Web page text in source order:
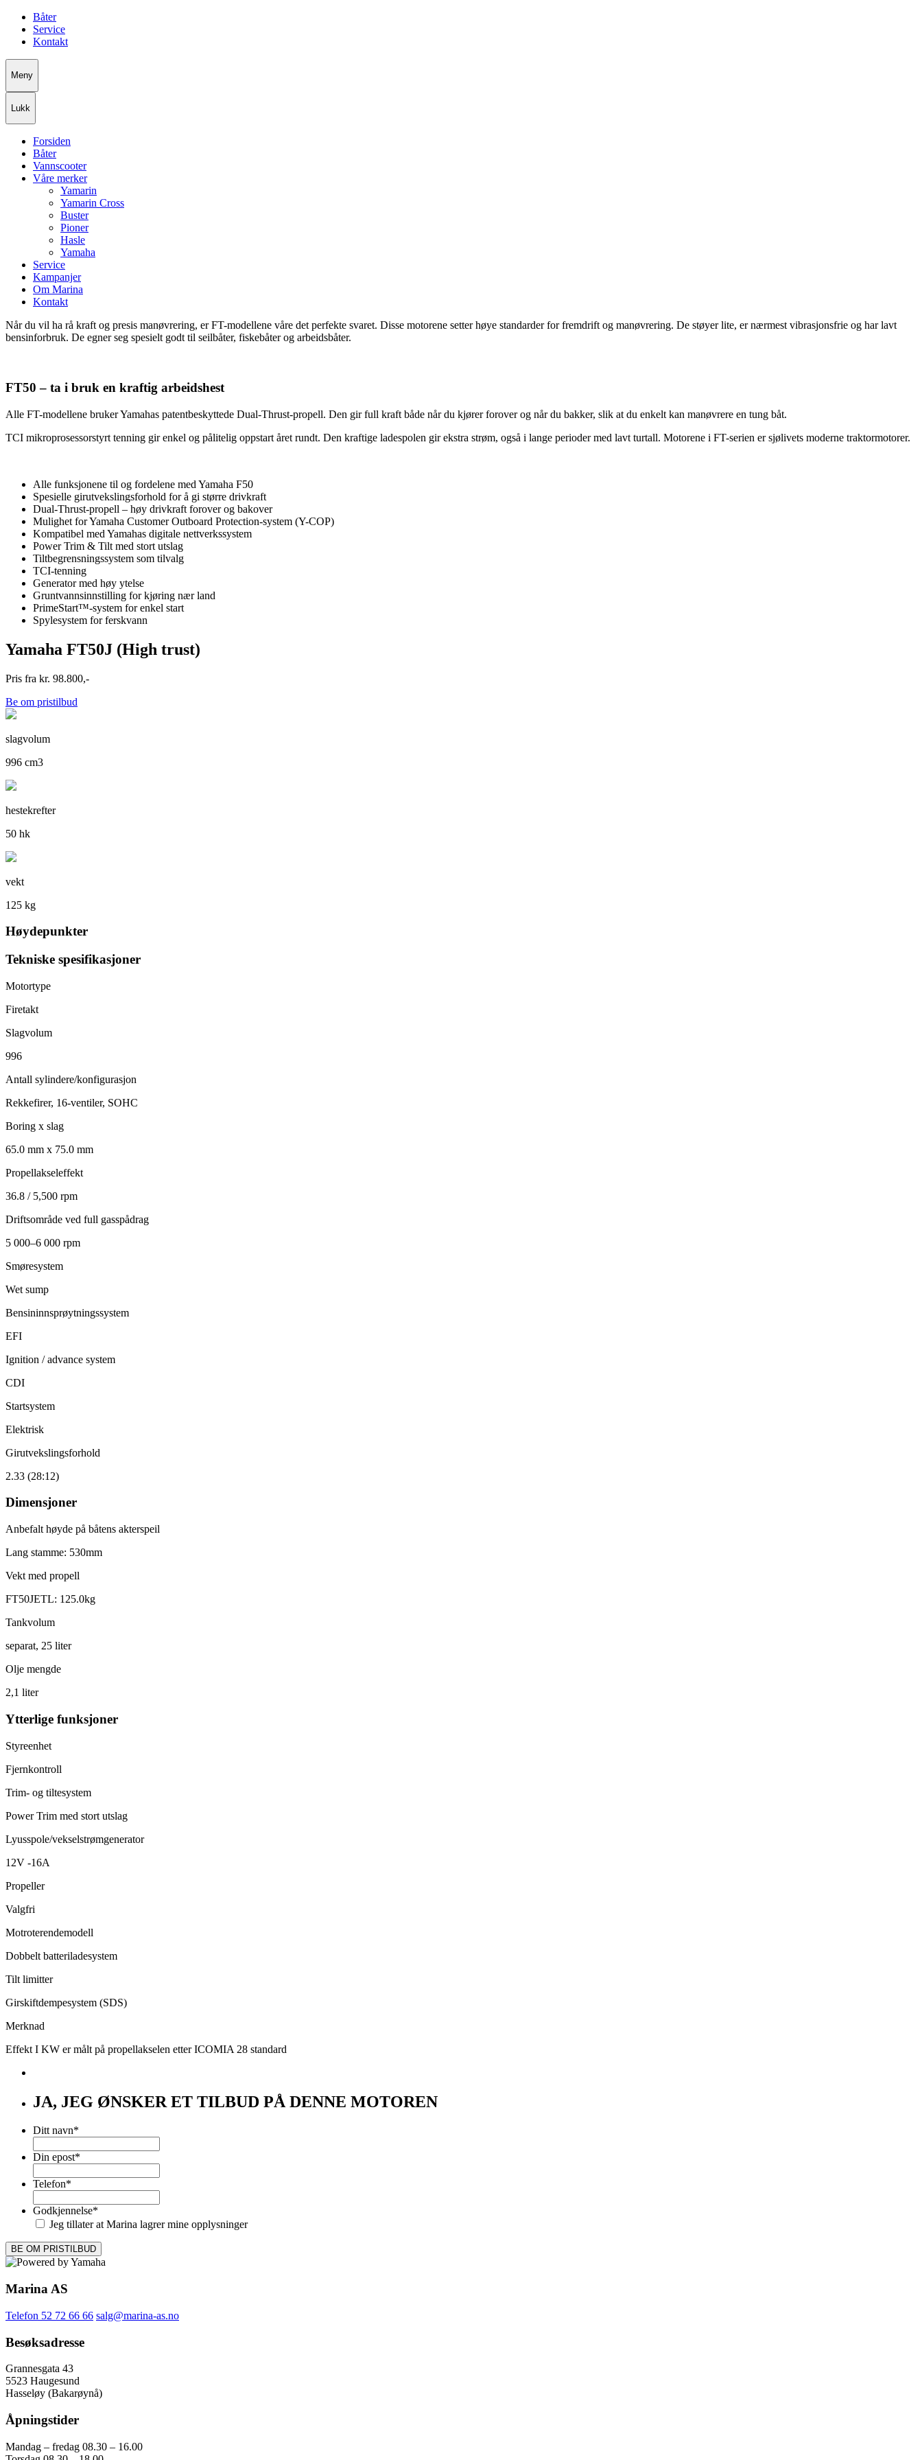
Båter
Service
Kontakt
Meny
Lukk
Forsiden
Båter
Vannscooter
Våre merker
Yamarin
Yamarin Cross
Buster
Pioner
Hasle
Yamaha
Service
Kampanjer
Om Marina
Kontakt
Når du vil ha rå kraft og presis manøvrering, er FT-modellene våre det perfekte svaret. Disse motorene setter høye standarder for fremdrift og manøvrering. De støyer lite, er nærmest vibrasjonsfrie og har lavt
bensinforbruk. De egner seg spesielt godt til seilbåter, fiskebåter og arbeidsbåter.
FT50 – ta i bruk en kraftig arbeidshest
Alle FT-modellene bruker Yamahas patentbeskyttede Dual-Thrust-propell. Den gir full kraft både når du kjører forover og når du bakker, slik at du enkelt kan manøvrere en tung båt.
TCI mikroprosessorstyrt tenning gir enkel og pålitelig oppstart året rundt. Den kraftige ladespolen gir ekstra strøm, også i lange perioder med lavt turtall. Motorene i FT-serien er sjølivets moderne traktormotorer.
Alle funksjonene til og fordelene med Yamaha F50
Spesielle girutvekslingsforhold for å gi større drivkraft
Dual-Thrust-propell – høy drivkraft forover og bakover
Mulighet for Yamaha Customer Outboard Protection-system (Y-COP)
Kompatibel med Yamahas digitale nettverkssystem
Power Trim & Tilt med stort utslag
Tiltbegrensningssystem som tilvalg
TCI-tenning
Generator med høy ytelse
Gruntvannsinnstilling for kjøring nær land
PrimeStart™-system for enkel start
Spylesystem for ferskvann
Yamaha FT50J (High trust)
Pris fra kr. 98.800,-
Be om pristilbud
slagvolum
996 cm3
hestekrefter
50 hk
vekt
125 kg
Høydepunkter
Tekniske spesifikasjoner
Motortype
Firetakt
Slagvolum
996
Antall sylindere/konfigurasjon
Rekkefirer, 16-ventiler, SOHC
Boring x slag
65.0 mm x 75.0 mm
Propellakseleffekt
36.8 / 5,500 rpm
Driftsområde ved full gasspådrag
5 000–6 000 rpm
Smøresystem
Wet sump
Bensininnsprøytningssystem
EFI
Ignition / advance system
CDI
Startsystem
Elektrisk
Girutvekslingsforhold
2.33 (28:12)
Dimensjoner
Anbefalt høyde på båtens akterspeil
Lang stamme: 530mm
Vekt med propell
FT50JETL: 125.0kg
Tankvolum
separat, 25 liter
Olje mengde
2,1 liter
Ytterlige funksjoner
Styreenhet
Fjernkontroll
Trim- og tiltesystem
Power Trim med stort utslag
Lyusspole/vekselstrømgenerator
12V -16A
Propeller
Valgfri
Motroterendemodell
Dobbelt batteriladesystem
Tilt limitter
Girskiftdempesystem (SDS)
Merknad
Effekt I KW er målt på propellakselen etter ICOMIA 28 standard
JA, JEG ØNSKER ET TILBUD PÅ DENNE MOTOREN
Ditt navn*
Din epost*
Telefon*
Godkjennelse*
Jeg tillater at Marina lagrer mine opplysninger
Marina AS
Telefon 52 72 66 66 salg@marina-as.no
Besøksadresse
Grannesgata 43
5523 Haugesund
Hasseløy (Bakarøynå)
Åpningstider
Mandag – fredag 08.30 – 16.00